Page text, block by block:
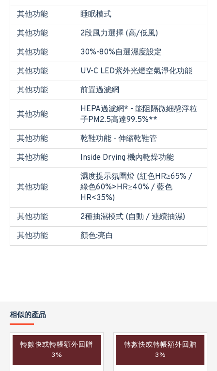
其他功能
睡眠模式
其他功能
2段風力選擇 (高/低風)
其他功能
30%-80%自選濕度設定
其他功能
UV-C LED紫外光燈空氣淨化功能
其他功能
前置過濾網
其他功能
HEPA過濾網* - 能阻隔微細懸浮粒
子PM2.5高達99.5%**
其他功能
乾鞋功能 - 伸縮乾鞋管
其他功能
Inside Drying 機內乾燥功能
其他功能
濕度提示氛圍燈 ​(紅色HR≥65% /
綠色60%>HR≥40% / 藍色
HR<35%)
其他功能
2種抽濕模式 (自動 / 連續抽濕)
其他功能
顏色:亮白
相似的產品
轉數快或轉帳額外回贈
3%
轉數快或轉帳額外回贈
3%